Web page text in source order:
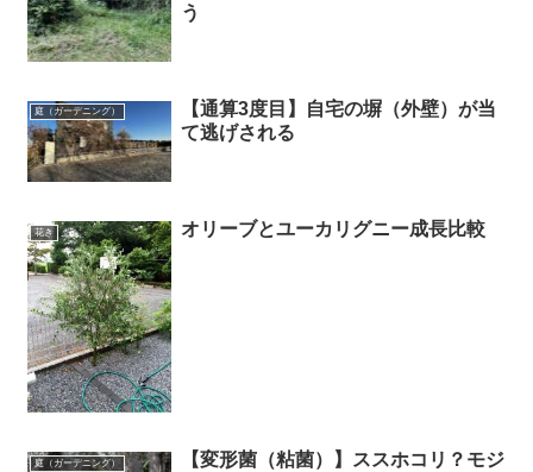
う
庭（ガーデニング）
【通算3度目】自宅の塀（外壁）が当
て逃げされる
花き オリーブとユーカリグニー成長比較
庭（ガーデニング）
【変形菌（粘菌）】ススホコリ？モジ